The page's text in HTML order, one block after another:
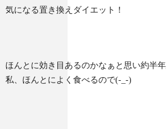
気になる置き換えダイエット！
ほんとに効き目あるのかなぁと思い約半年
私、ほんとによく食べるので(-_-)